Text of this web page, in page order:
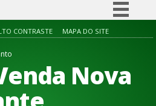
Simplifique!
Participe
Acesso à informação
CONTRASTE MAPA DO SITE
Nova